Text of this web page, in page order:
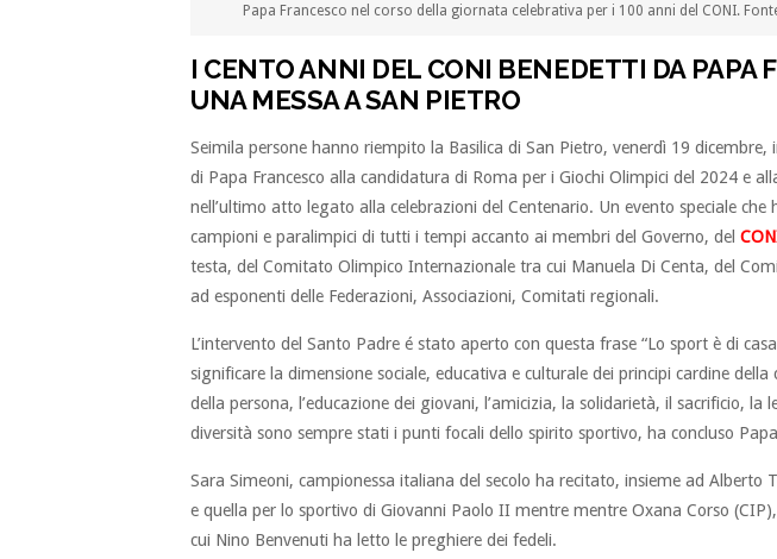
Papa Francesco nel corso della giornata celebrativa per i 100 anni del CONI.
I CENTO ANNI DEL CONI BENEDETTI DA PAPA
UNA MESSA A SAN PIETRO
Seimila persone hanno riempito la Basilica di San Pietro, venerdì 19 dicembre,
di Papa Francesco alla candidatura di Roma per i Giochi Olimpici del 2024 e
nell’ultimo atto legato alla celebrazioni del Centenario. Un evento speciale che
campioni e paralimpici di tutti i tempi accanto ai membri del Governo, del
testa, del Comitato Olimpico Internazionale tra cui Manuela Di Centa, del
ad esponenti delle Federazioni, Associazioni, Comitati regionali.
L’intervento del Santo Padre é stato aperto con questa frase “Lo sport è di
significare la dimensione sociale, educativa e culturale dei principi cardine
della persona, l’educazione dei giovani, l’amicizia, la solidarietà, il sacrificio, la
diversità sono sempre stati i punti focali dello spirito sportivo, ha concluso
Sara Simeoni, campionessa italiana del secolo ha recitato, insieme ad Alberto
e quella per lo sportivo di Giovanni Paolo II mentre mentre Oxana Corso
cui Nino Benvenuti ha letto le preghiere dei fedeli.